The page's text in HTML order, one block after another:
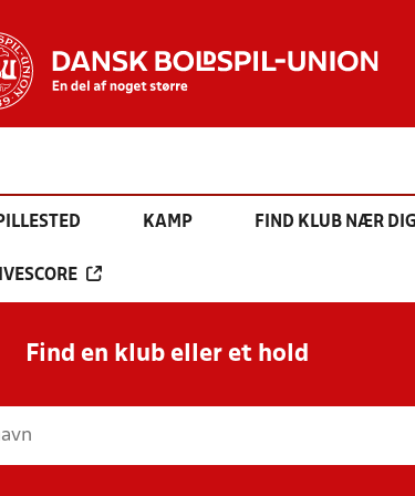
KAMP FIND KLUB NÆR
Find en klub eller et hold